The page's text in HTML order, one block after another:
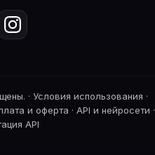
· Условия использования ·
и оферта · API и нейросети ·
API